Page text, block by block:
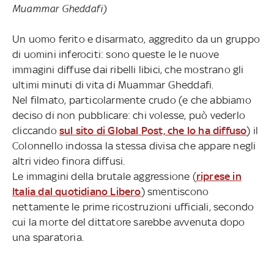
Muammar Gheddafi)
Un uomo ferito e disarmato, aggredito da un gruppo
di uomini inferociti: sono queste le le nuove
immagini diffuse dai ribelli libici, che mostrano gli
ultimi minuti di vita di Muammar Gheddafi.
Nel filmato, particolarmente crudo (e che abbiamo
deciso di non pubblicare: chi volesse, può vederlo
cliccando sul sito di Global Post, che lo ha diffuso) il
Colonnello indossa la stessa divisa che appare negli
altri video finora diffusi.
Le immagini della brutale aggressione (riprese in
Italia dal quotidiano Libero) smentiscono
nettamente le prime ricostruzioni ufficiali, secondo
cui la morte del dittatore sarebbe avvenuta dopo
una sparatoria.